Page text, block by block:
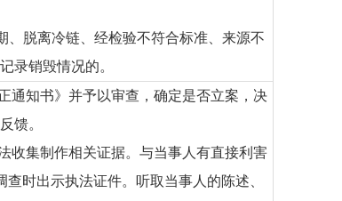
、脱离冷链、经检验不符合标准、来源不
录销毁情况的。
通知书》并予以审查，确定是否立案，决
馈。
收集制作相关证据。与当事人有直接利害
时出示执法证件。听取当事人的陈述、